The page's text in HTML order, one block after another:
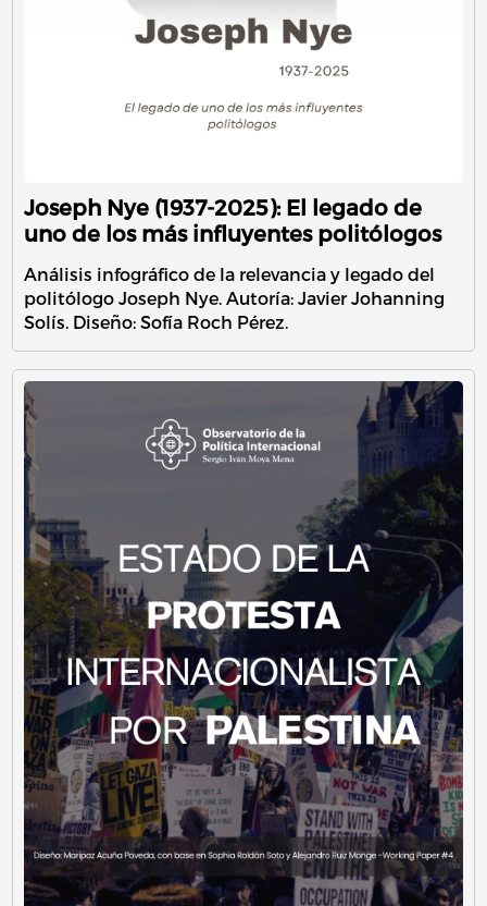
Joseph Nye (1937-2025): El legado de
uno de los más influyentes politólogos
Análisis infográfico de la relevancia y legado del
politólogo Joseph Nye. Autoría: Javier Johanning
Solís. Diseño: Sofía Roch Pérez.